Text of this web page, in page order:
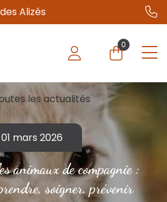
Alizés
0
les actualités
01 mars 2026
animaux de compagnie :
soigner, prévenir